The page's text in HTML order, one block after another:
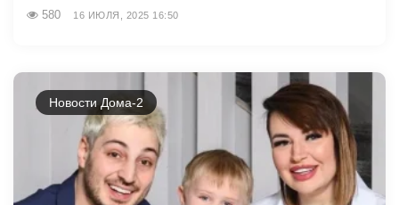
580 16 ИЮЛЯ, 2025 16:50
Новости Дома-2